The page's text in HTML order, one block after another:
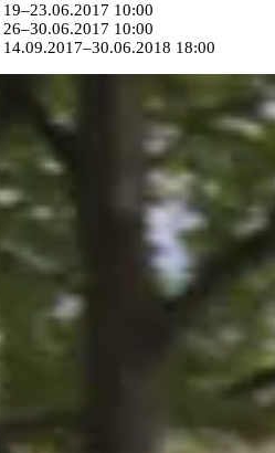
19–23.06.2017 10:00
26–30.06.2017 10:00
14.09.2017–30.06.2018 18:00